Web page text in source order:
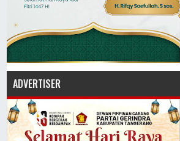
ADVERTISER